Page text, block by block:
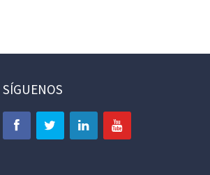
SÍGUENOS